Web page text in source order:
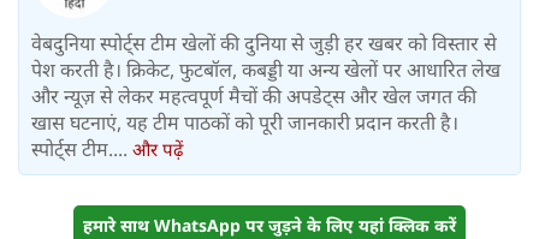
वेबदुनिया स्पोर्ट्स टीम खेलों की दुनिया से जुड़ी हर खबर को विस्तार से
पेश करती है। क्रिकेट, फुटबॉल, कबड्डी या अन्य खेलों पर आधारित लेख
और न्यूज़ से लेकर महत्वपूर्ण मैचों की अपडेट्स और खेल जगत की
खास घटनाएं, यह टीम पाठकों को पूरी जानकारी प्रदान करती है।
स्पोर्ट्स टीम.... और पढ़ें
हमारे साथ WhatsApp पर जुड़ने के लिए यहां क्लिक करें